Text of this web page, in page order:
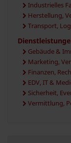
Industrielles
Herstellung,
Transport,
Gebäude &
Marketing,
Finanzen,
EDV, IT &
Sicherheit,
Vermittlung,